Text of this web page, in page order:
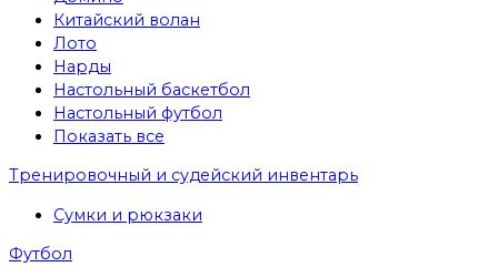
Китайский волан
Лото
Нарды
Настольный баскетбол
Настольный футбол
Показать все
Тренировочный и судейский инвентарь
Сумки и рюкзаки
Футбол